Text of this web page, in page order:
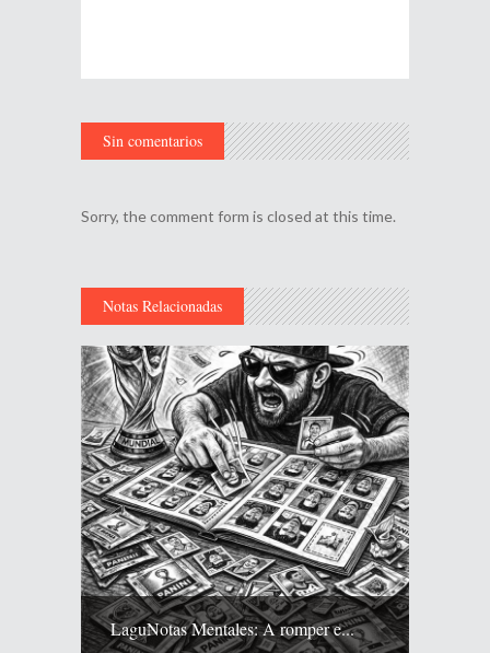
Sin comentarios
Sorry, the comment form is closed at this time.
Notas Relacionadas
LaguNotas Mentales: A romper e...